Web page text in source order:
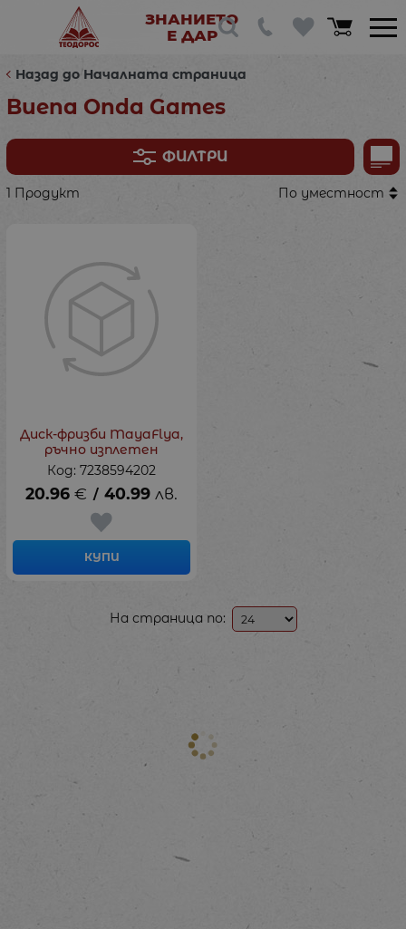
ЗНАНИЕТО
Е ДАР
Назад до Началната страница
Buena Onda Games
ФИЛТРИ
1 Продукт По уместност
Диск-фризби MayaFlya,
ръчно изплетен
Код: 7238594202
20.96 € / 40.99 лв.
КУПИ
На страница по: